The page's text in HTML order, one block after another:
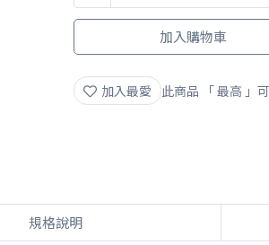
加入購物車
加入最愛 此商品 「 最高 」
規格說明